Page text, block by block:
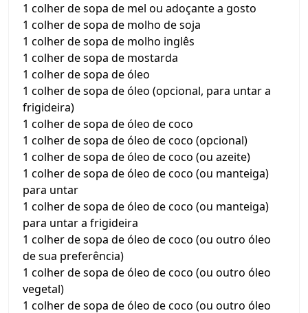
1 colher de sopa de mel ou adoçante a gosto
1 colher de sopa de molho de soja
1 colher de sopa de molho inglês
1 colher de sopa de mostarda
1 colher de sopa de óleo
1 colher de sopa de óleo (opcional, para untar a
frigideira)
1 colher de sopa de óleo de coco
1 colher de sopa de óleo de coco (opcional)
1 colher de sopa de óleo de coco (ou azeite)
1 colher de sopa de óleo de coco (ou manteiga)
para untar
1 colher de sopa de óleo de coco (ou manteiga)
para untar a frigideira
1 colher de sopa de óleo de coco (ou outro óleo
de sua preferência)
1 colher de sopa de óleo de coco (ou outro óleo
vegetal)
1 colher de sopa de óleo de coco (ou outro óleo